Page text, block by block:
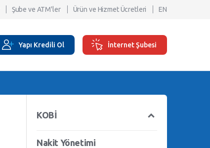
Şube ve ATM'ler Ürün ve Hizmet Ücretleri EN
Yapı Kredili Ol İnternet Şubesi
KOBİ
Nakit Yönetimi